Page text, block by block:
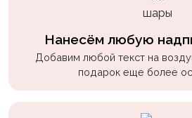
Нанесём любую
Добавим любой текст на
подарок еще более